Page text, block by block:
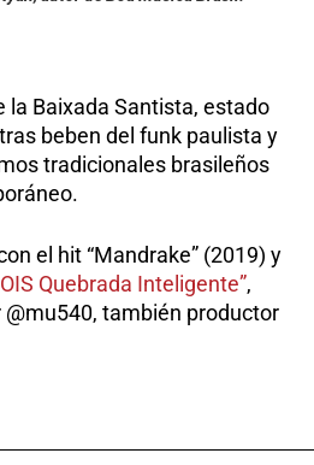
la Baixada Santista, estado
beben del funk paulista y
tradicionales brasileños
el hit “Mandrake” (2019) y
Quebrada Inteligente”,
también productor